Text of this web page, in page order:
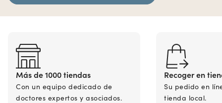
Más de 1000 tiendas
Con un equipo dedicado de
doctores expertos y asociados.
Recoger en
Su pedido en
tienda local.